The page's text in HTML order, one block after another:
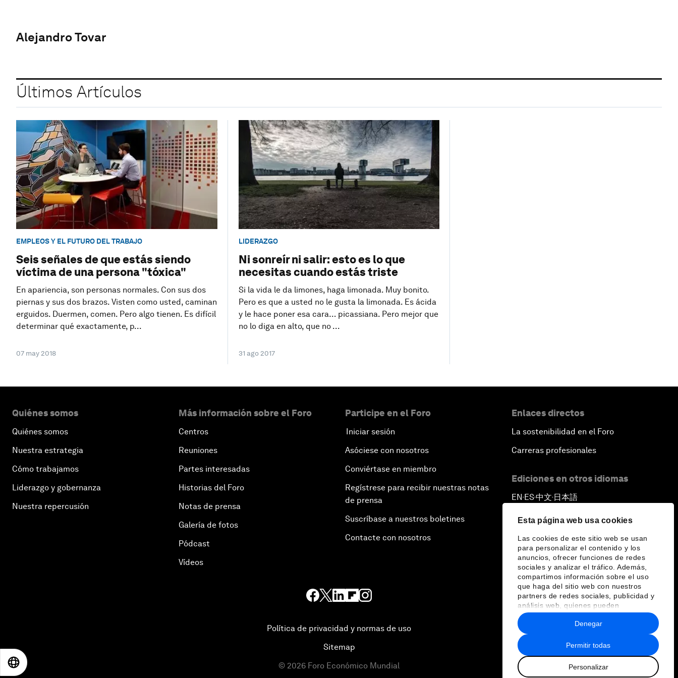
Esta página web usa cookies
Las cookies de este sitio web se usan
para personalizar el contenido y los
anuncios, ofrecer funciones de redes
sociales y analizar el tráfico. Además,
compartimos información sobre el uso
que haga del sitio web con nuestros
partners de redes sociales, publicidad y
análisis web, quienes pueden
combinarla con otra información que les
haya proporcionado o que hayan
recopilado a partir del uso que haya
hecho de sus servicios.
Permitir todas
Personalizar
Denegar
Alejandro Tovar
Últimos Artículos
EMPLEOS Y EL FUTURO DEL TRABAJO
Seis señales de que estás siendo
víctima de una persona "tóxica"
En apariencia, son personas normales. Con sus dos
piernas y sus dos brazos. Visten como usted, caminan
erguidos. Duermen, comen. Pero algo tienen. Es difícil
determinar qué exactamente, p...
07 may 2018
LIDERAZGO
Ni sonreír ni salir: esto es lo que
necesitas cuando estás triste
Si la vida le da limones, haga limonada. Muy bonito.
Pero es que a usted no le gusta la limonada. Es ácida
y le hace poner esa cara… picassiana. Pero mejor que
no lo diga en alto, que no ...
31 ago 2017
Quiénes somos
Quiénes somos
Nuestra estrategia
Cómo trabajamos
Liderazgo y gobernanza
Nuestra repercusión
Más información sobre el Foro
Centros
Reuniones
Partes interesadas
Historias del Foro
Notas de prensa
Galería de fotos
Pódcast
Vídeos
Participe en el Foro
Iniciar sesión
Asóciese con nosotros
Conviértase en miembro
Regístrese para recibir nuestras notas
de prensa
Suscríbase a nuestros boletines
Contacte con nosotros
Enlaces directos
La sostenibilidad en el Foro
Carreras profesionales
Ediciones en otros idiomas
EN ▪ ES▪中文▪ 日本語
Política de privacidad y normas de uso
Sitemap
© 2026 Foro Económico Mundial